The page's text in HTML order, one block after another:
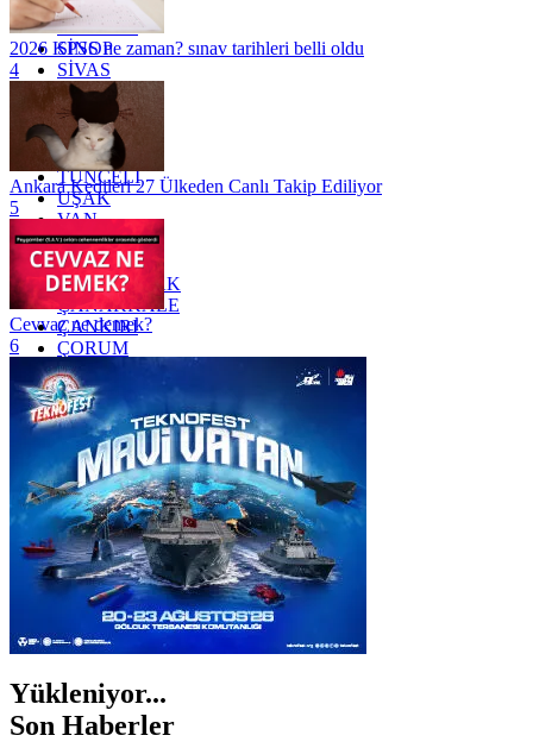
SAKARYA
SAMSUN
SİNOP
SİVAS
SİİRT
TEKİRDAĞ
TOKAT
TRABZON
TUNCELİ
UŞAK
VAN
YALOVA
YOZGAT
ZONGULDAK
ÇANAKKALE
ÇANKIRI
ÇORUM
İSTANBUL
İZMİR
ŞANLIURFA
ŞIRNAK
2026 KPSS ne zaman? sınav tarihleri belli oldu
4
Ankara Kedileri 27 Ülkeden Canlı Takip Ediliyor
5
Cevvaz ne demek?
6
Yükleniyor...
Son Haberler